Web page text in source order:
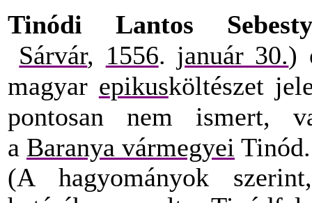
Tinódi Lantos
Sárvár, 1556. január 30.)
magyar epikusköltészet
pontosan nem ismert,
a Baranya vármegyei Tinód.
(A hagyományok